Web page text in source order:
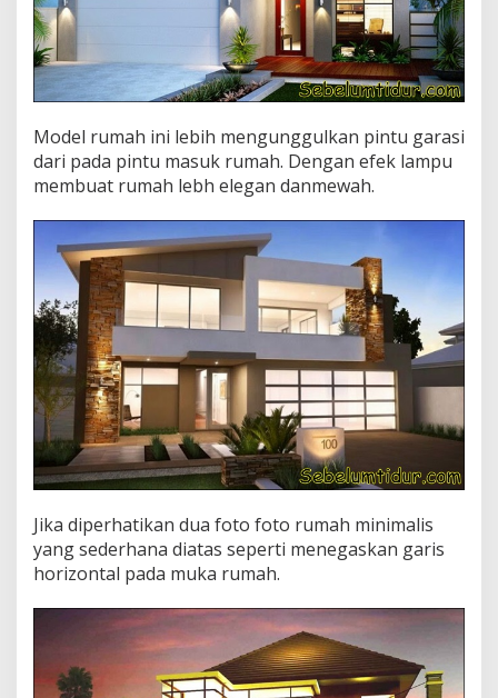
Model rumah ini lebih mengunggulkan pintu garasi
dari pada pintu masuk rumah. Dengan efek lampu
membuat rumah lebh elegan danmewah.
Jika diperhatikan dua foto foto rumah minimalis
yang sederhana diatas seperti menegaskan garis
horizontal pada muka rumah.